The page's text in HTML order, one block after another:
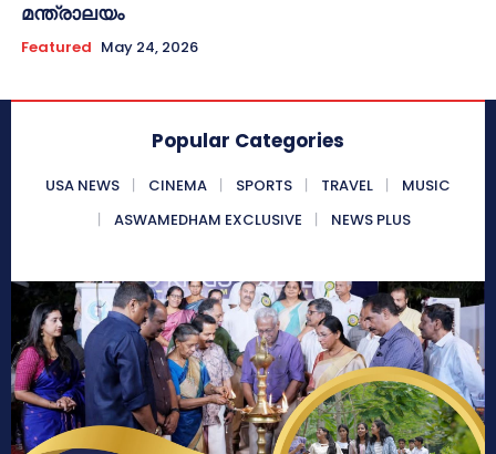
മന്ത്രാലയം
Featured May 24, 2026
Popular Categories
USA NEWS CINEMA SPORTS TRAVEL
MUSIC
ASWAMEDHAM EXCLUSIVE
NEWS PLUS